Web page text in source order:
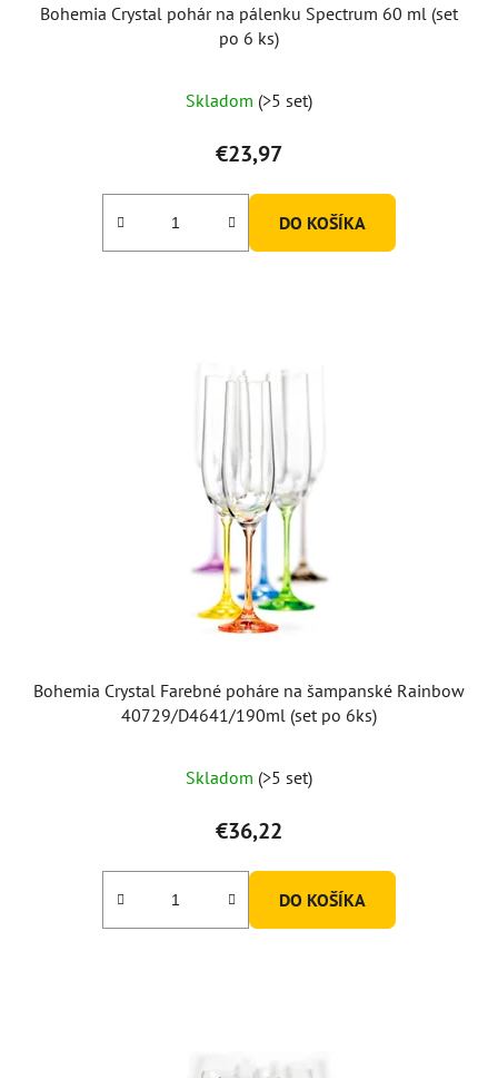
Bohemia Crystal pohár na pálenku Spectrum 60 ml (set
po 6 ks)
hodnotenie
produktu
je
5,0
Skladom (>5 set)
€23,97
DO KOŠÍKA
Bohemia Crystal Farebné poháre na šampanské Rainbow
40729/D4641/190ml (set po 6ks)
Skladom (>5 set)
€36,22
DO KOŠÍKA